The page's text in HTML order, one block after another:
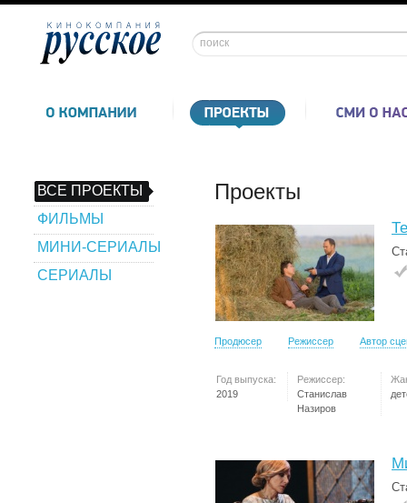
ВСЕ ПРОЕКТЫ
ФИЛЬМЫ
МИНИ-СЕРИАЛЫ
СЕРИАЛЫ
Проекты
Продюсер Режиссер Автор
Год выпуска:
2019
Режиссер:
Станислав
Назиров